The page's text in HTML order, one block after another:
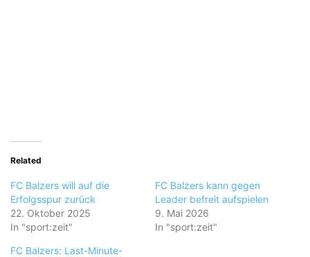
Related
FC Balzers will auf die
Erfolgsspur zurück
22. Oktober 2025
In "sport:zeit"
FC Balzers kann gegen
Leader befreit aufspielen
9. Mai 2026
In "sport:zeit"
FC Balzers: Last-Minute-